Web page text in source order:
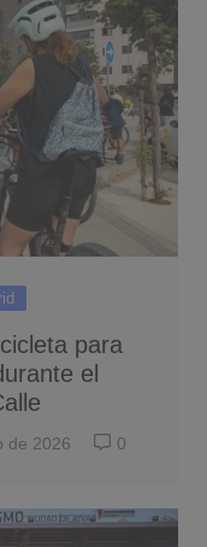
para
el
de 2026 0